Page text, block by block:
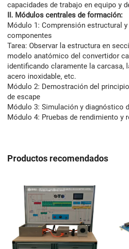
capacidades de trabajo en equipo y
II. Módulos centrales de formación:
Módulo 1: Comprensión estructural
componentes
Tarea: Observar la estructura en
modelo anatómico del convertidor
identificando claramente la carcasa,
acero inoxidable, etc.
Módulo 2: Demostración del
de escape
Módulo 3: Simulación y diagnóstico
Módulo 4: Pruebas de rendimiento y
Productos recomendados